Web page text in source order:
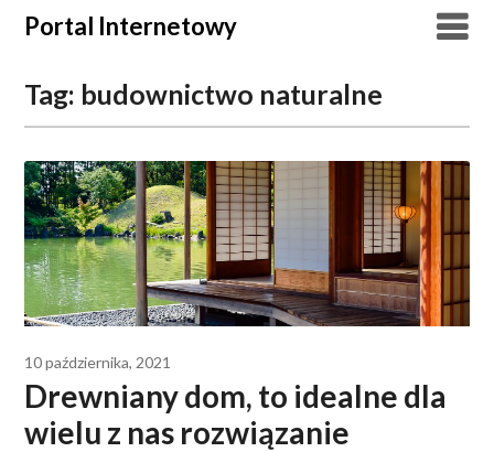
SkipPortal Internetowy
Tag: budownictwo naturalne
10 października, 2021
Drewniany dom, to idealne dla
wielu z nas rozwiązanie